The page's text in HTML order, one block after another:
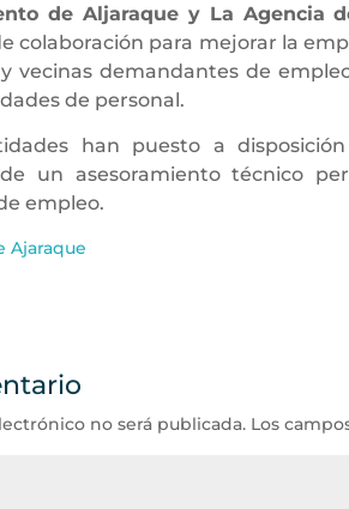
de Aljaraque y La Agencia
colaboración para mejorar la
vecinas demandantes de
de personal.
han puesto a
un asesoramiento técnico
empleo.
Ajaraque
no será publicada. Los